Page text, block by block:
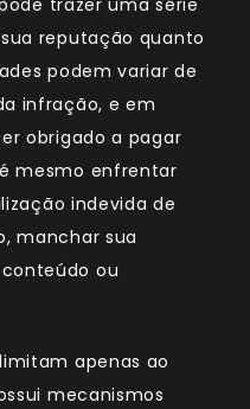
trazer uma série
reputação quanto
podem variar de
infração, e em
obrigado a pagar
mesmo enfrentar
indevida de
manchar sua
ou
apenas ao
mecanismos